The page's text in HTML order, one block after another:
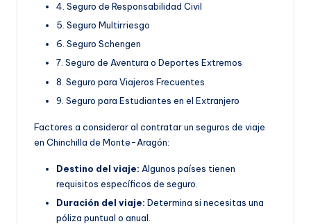
4. Seguro de Responsabilidad Civil
5. Seguro Multirriesgo
6. Seguro Schengen
7. Seguro de Aventura o Deportes Extremos
8. Seguro para Viajeros Frecuentes
9. Seguro para Estudiantes en el Extranjero
Factores a considerar al contratar un seguros de viaje
en Chinchilla de Monte-Aragón:
Destino del viaje: Algunos países tienen
requisitos específicos de seguro.
Duración del viaje: Determina si necesitas una
póliza puntual o anual.